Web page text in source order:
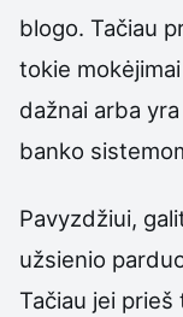
blogo. Tačiau
tokie
dažnai arba
banko
Pavyzdžiui,
užsienio
Tačiau jei